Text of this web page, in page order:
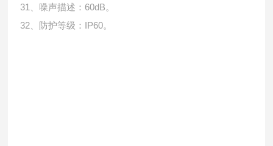
31、噪声描述：60dB。
32、防护等级：IP60。